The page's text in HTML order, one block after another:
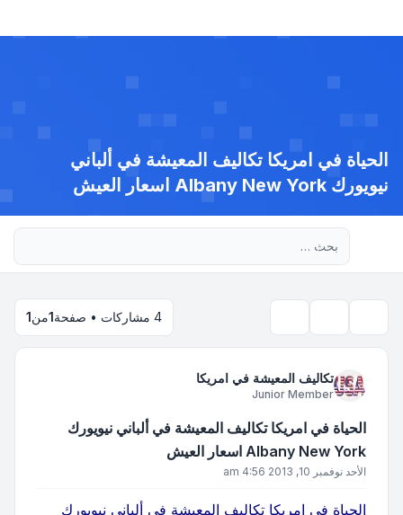
الحياة في امريكا تكاليف المعيشة في ألباني
نيويورك Albany New York اسعار العيش
4 مشاركات • صفحة 1من1
تكاليف المعيشة في امريكا
Junior Member
الحياة في امريكا تكاليف المعيشة في ألباني نيويورك
Albany New York اسعار العيش
الأحد نوفمبر 10, 2013 4:56 am
الحياة في امريكا تكاليف المعيشة في ألباني نيويورك